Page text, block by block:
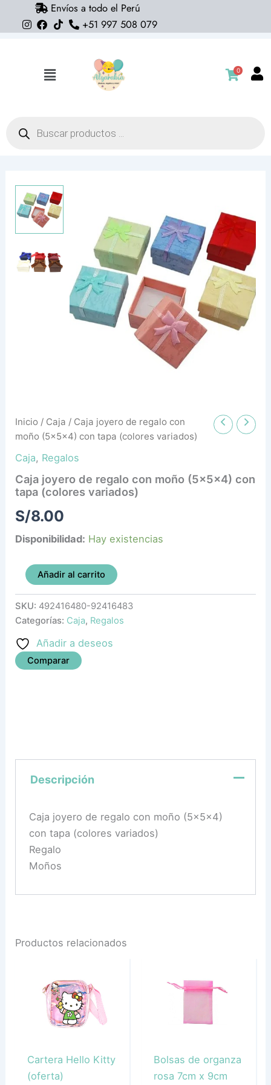
Envíos a todo el Perú
+51 997 508 079
Flyout
0
productos
Inicio / Caja / Caja joyero de regalo con
moño (5x5x4) con tapa (colores variados)
Caja, Regalos
Caja joyero de regalo con moño (5x5x4) con
tapa (colores variados)
S/8.00
Disponibilidad: Hay existencias
Caja
joyero
de
regalo
moño
(5x5x4)
con
Añadir al carrito
SKU: 492416480-92416483
Categorías: Caja, Regalos
Añadir a deseos
Comparar
Descripción
Caja joyero de regalo con moño (5x5x4)
con tapa (colores variados)
Regalo
Moños
Productos relacionados
Cartera Hello Kitty
(oferta)
Bolsas de organza
rosa 7cm x 9cm